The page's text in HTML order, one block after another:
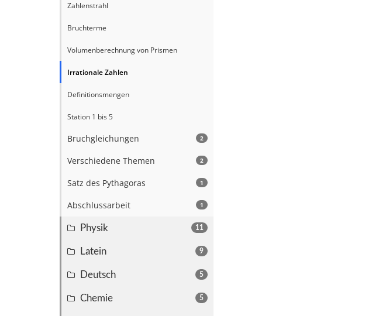
Zahlenstrahl
Bruchterme
Volumenberechnung von Prismen
Irrationale Zahlen
Definitionsmengen
Station 1 bis 5
2
Bruchgleichungen
2
Verschiedene Themen
1
Satz des Pythagoras
1
Abschlussarbeit
11
Physik
9
Latein
5
Deutsch
5
Chemie